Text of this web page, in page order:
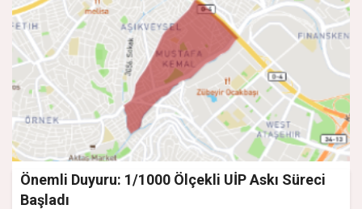
Önemli Duyuru: 1/1000 Ölçekli UİP Askı Süreci
Başladı